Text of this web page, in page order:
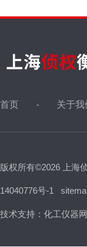
首页 关于我
版权所有©2026 上海
14040776号-1
技术支持： 化工仪器网